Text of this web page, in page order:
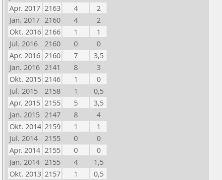
Apr. 2017 2163 4
2
Jan. 2017 2160 4
2
Okt. 2016 2166 1
1
Jul. 2016
2160 0
0
Apr. 2016 2160 7
3,5
Jan. 2016 2141 8
3
Okt. 2015 2146 1
0
Jul. 2015
2158 1
0,5
Apr. 2015 2155 5
3,5
Jan. 2015 2147 8
4
Okt. 2014 2159 1
1
Jul. 2014
2155 0
0
Apr. 2014 2155 0
0
Jan. 2014 2155 4
1,5
Okt. 2013 2157 1
0,5